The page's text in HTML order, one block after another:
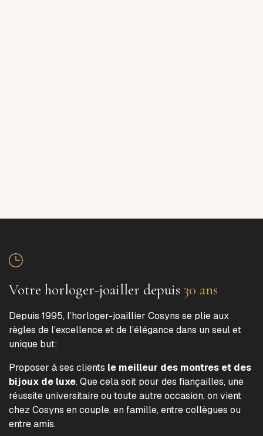
Votre horloger-joailler depuis 30 ans
Depuis 1995, l’horloger-joaillier Cosyns se plie aux
règles de l’excellence et de l’élégance dans un seul et
unique but:
Proposer à ses clients le meilleur des montres et des
bijoux de luxe. Que cela soit pour des fiançailles, une
réussite universitaire ou toute autre occasion, on vient
chez Cosyns en couple, en famille, entre collègues ou
entre amis.